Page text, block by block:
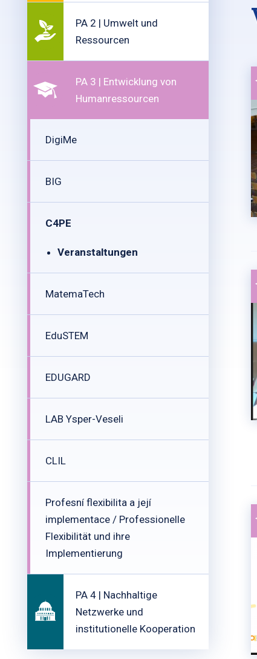
PA 2 | Umwelt und
Ressourcen
PA 3 | Entwicklung von
Humanressourcen
DigiMe
BIG
C4PE
Veranstaltungen
MatemaTech
EduSTEM
EDUGARD
LAB Ysper-Veseli
CLIL
Profesní flexibilita a její
implementace / Professionelle
Flexibilität und ihre
Implementierung
PA 4 | Nachhaltige
Netzwerke und
institutionelle Kooperation